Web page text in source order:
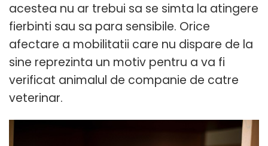
acestea nu ar trebui sa se simta la atingere
fierbinti sau sa para sensibile. Orice
afectare a mobilitatii care nu dispare de la
sine reprezinta un motiv pentru a va fi
verificat animalul de companie de catre
veterinar.